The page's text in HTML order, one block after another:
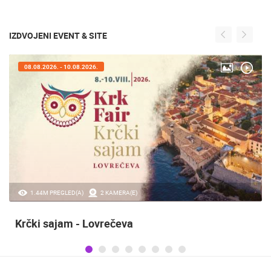
IZDVOJENI EVENT & SITE
0 PREGLED(A) 3 KAMERA(E)
05.08.2026. - 08.08.2026.
Maraton lađa